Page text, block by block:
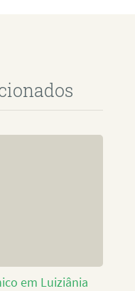
em Luiziânia